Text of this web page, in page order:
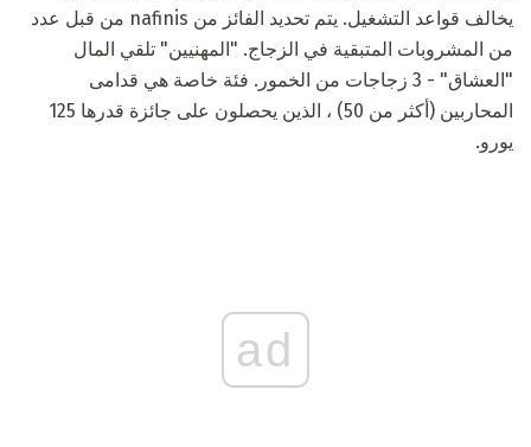
يخالف قواعد التشغيل. يتم تحديد الفائز من nafinis من قبل عدد
من المشروبات المتبقية في الزجاج. "المهنيين" تلقي المال
"العشاق" - 3 زجاجات من الخمور. فئة خاصة هي قدامى
المحاربين (أكثر من 50) ، الذين يحصلون على جائزة قدرها 125
يورو.
ad